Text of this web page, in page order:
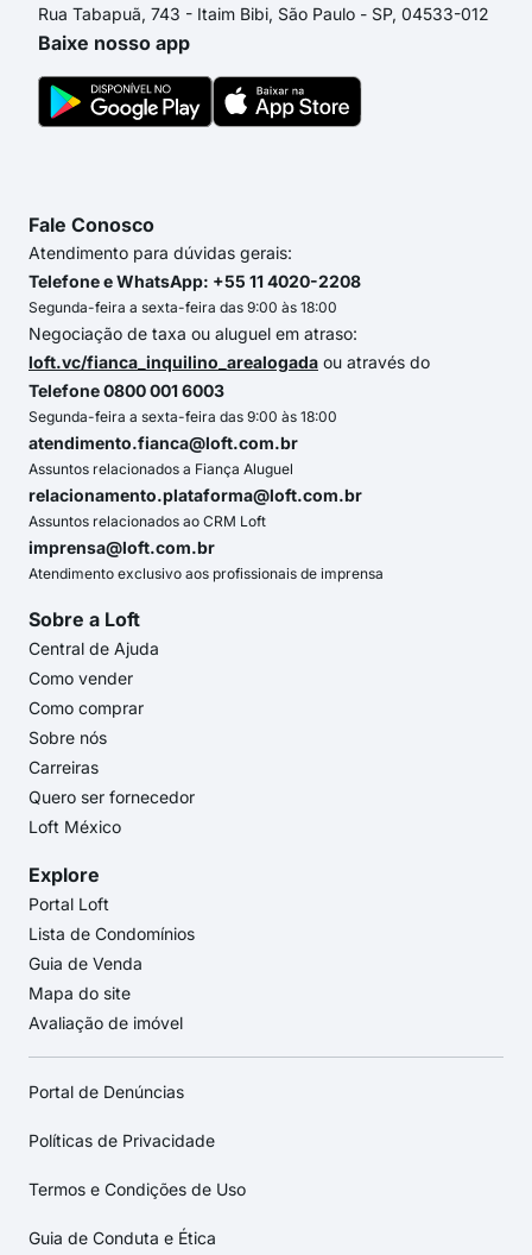
Rua Tabapuã, 743 - Itaim Bibi, São Paulo - SP, 04533-012
Baixe nosso app
Fale Conosco
Atendimento para dúvidas gerais:
Telefone e WhatsApp: +55 11 4020-2208
Segunda-feira a sexta-feira das 9:00 às 18:00
Negociação de taxa ou aluguel em atraso:
loft.vc/fianca_inquilino_arealogada ou através do
Telefone 0800 001 6003
Segunda-feira a sexta-feira das 9:00 às 18:00
atendimento.fianca@loft.com.br
Assuntos relacionados a Fiança Aluguel
relacionamento.plataforma@loft.com.br
Assuntos relacionados ao CRM Loft
imprensa@loft.com.br
Atendimento exclusivo aos profissionais de imprensa
Sobre a Loft
Central de Ajuda
Como vender
Como comprar
Sobre nós
Carreiras
Quero ser fornecedor
Loft México
Explore
Portal Loft
Lista de Condomínios
Guia de Venda
Mapa do site
Avaliação de imóvel
Portal de Denúncias
Políticas de Privacidade
Termos e Condições de Uso
Guia de Conduta e Ética